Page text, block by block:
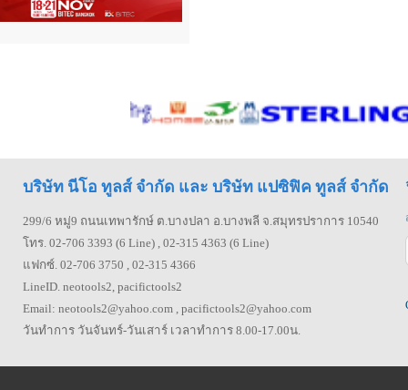
บริษัท นีโอ ทูลส์ จำกัด และ บริษัท แปซิฟิค ทูลส์ จำกัด
299/6 หมู่9 ถนนเทพารักษ์ ต.บางปลา อ.บางพลี จ.สมุทรปราการ 10540
โทร. 02-706 3393 (6 Line) , 02-315 4363 (6 Line)
แฟกซ์. 02-706 3750 , 02-315 4366
LineID. neotools2, pacifictools2
Email: neotools2@yahoo.com , pacifictools2@yahoo.com
วันทำการ วันจันทร์-วันเสาร์ เวลาทำการ 8.00-17.00น.